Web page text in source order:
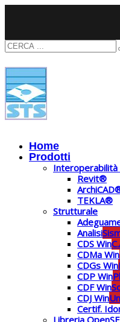
Home
Prodotti
Interoperabilità
Revit®
TEKLA®
Strutturale
Analisi
CDS Win
CDMa Win
CDGs Win
CDP Win
CDF Win
CDJ Win
Certif.
Libreria